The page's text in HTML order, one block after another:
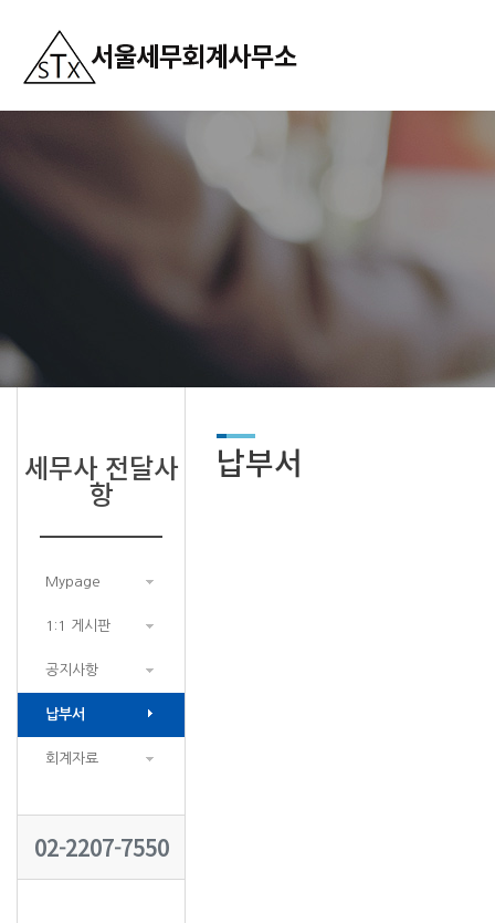
세무사 전달사
항
Mypage
1:1 게시판
공지사항
납부서
회계자료
02-2207-7550
납부서